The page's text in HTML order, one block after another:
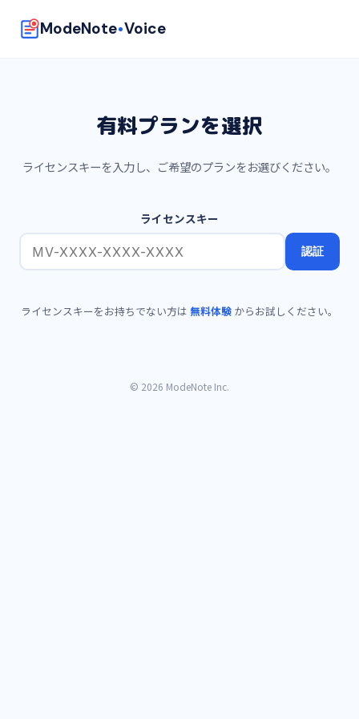
ModeNote Voice
有料プランを選択
ライセンスキーを入力し、ご希望のプランをお選びください。
ライセンスキー
認証
ライセンスキーをお持ちでない方は 無料体験 からお試しください。
© 2026 ModeNote Inc.